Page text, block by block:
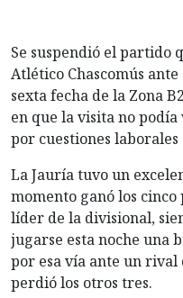
Se suspendió el partido
Atlético Chascomús
sexta fecha de la Zona
en que la visita no
por cuestiones laborales
La Jauría tuvo un
momento ganó los
líder de la divisional,
jugarse esta noche una
por esa vía ante un rival
perdió los otros tres.